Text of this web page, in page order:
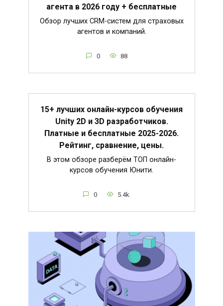
агента в 2026 году + бесплатные
Обзор лучших CRM-систем для страховых
агентов и компаний.
0 88
15+ лучших онлайн-курсов обучения
Unity 2D и 3D разработчиков.
Платные и бесплатные 2025-2026.
Рейтинг, сравнение, цены.
В этом обзоре разберём ТОП онлайн-
курсов обучения Юнити.
0 5.4k.